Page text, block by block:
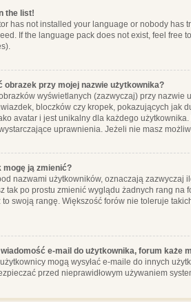
the list!
has not installed your language or nobody
If the language pack does not exist, feel free
obrazek przy mojej nazwie użytkownika?
wyświetlanych (zazwyczaj) przy
bloczków czy kropek, pokazujących jak
avatar i jest unikalny dla każdego
uprawnienia. Jeżeli nie masz
mogę ją zmienić?
nazwami użytkowników, oznaczają zazwyczaj
tak po prostu zmienić wyglądu żadnych rang
to swoją rangę. Większość forów nie toleruje
e-mail do użytkownika, forum każe
mogą wysyłać e-maile do innych
przed nieprawidłowym używaniem